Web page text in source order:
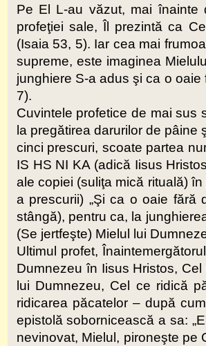
Pe El L-au văzut, mai înainte
profeţiei sale, Îl prezintă ca
(Isaia 53, 5). Iar cea mai
supreme, este imaginea
junghiere S-a adus şi ca o
7).
Cuvintele profetice de mai sus
la pregătirea darurilor de pâine
cinci prescuri, scoate partea
IS HS NI KA (adică Iisus
ale copiei (suliţa mică rituală)
a prescurii) „Şi ca o oaie fără
stângă), pentru ca, la
(Se jertfeşte) Mielul lui
Ultimul profet,
Dumnezeu în Iisus Hristos,
lui Dumnezeu, Cel ce ridică
ridicarea păcatelor – după
epistolă sobornicească a sa:
nevinovat, Mielul, pironeşte pe